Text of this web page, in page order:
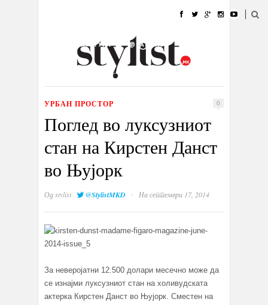
УБАВИНА
КУЛТУРА @РАБОТА
ИЗЛОГ
УРБАН ПРОСТОР 0
Поглед во луксузниот
стан на Кирстен Данст
во Њујорк
Одstylist @StylistMKD · На септември 17, 2014
За неверојатни 12.500 долари месечно може да
се изнајми луксузниот стан на холивудската
актерка Кирстен Данст во Њујорк. Сместен на